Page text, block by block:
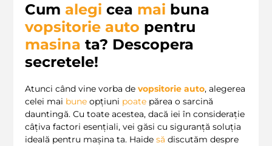
Cum alegi cea mai buna
vopsitorie auto pentru
masina ta? Descopera
secretele!
Atunci când vine vorba de vopsitorie auto, alegerea
celei mai bune opțiuni poate părea o sarcină
dauntingă. Cu toate acestea, dacă iei în considerație
câțiva factori esențiali, vei găsi cu siguranță soluția
ideală pentru mașina ta. Haide să discutăm despre